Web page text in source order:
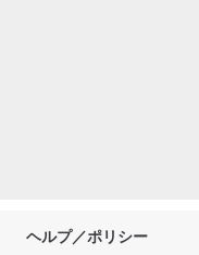
ヘルプ／ポリシー